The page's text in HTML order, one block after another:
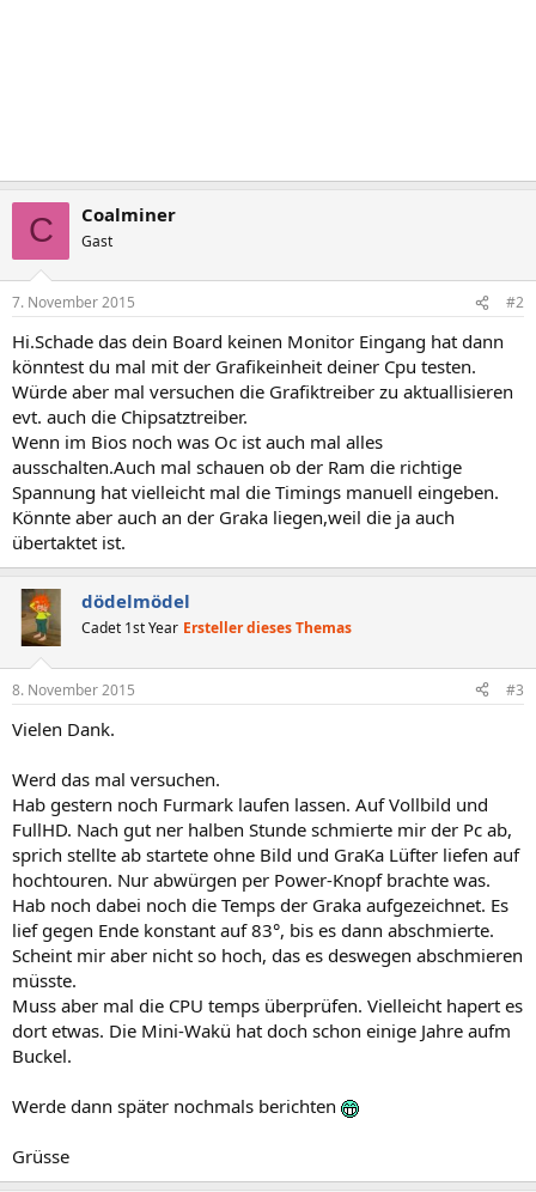
C Coalminer
Gast
7. November 2015 #2
Hi.Schade das dein Board keinen Monitor Eingang hat dann
könntest du mal mit der Grafikeinheit deiner Cpu testen.
Würde aber mal versuchen die Grafiktreiber zu aktuallisieren
evt. auch die Chipsatztreiber.
Wenn im Bios noch was Oc ist auch mal alles
ausschalten.Auch mal schauen ob der Ram die richtige
Spannung hat vielleicht mal die Timings manuell eingeben.
Könnte aber auch an der Graka liegen,weil die ja auch
übertaktet ist.
dödelmödel
Cadet 1st Year Ersteller dieses Themas
8. November 2015 #3
Vielen Dank.
Werd das mal versuchen.
Hab gestern noch Furmark laufen lassen. Auf Vollbild und
FullHD. Nach gut ner halben Stunde schmierte mir der Pc ab,
sprich stellte ab startete ohne Bild und GraKa Lüfter liefen auf
hochtouren. Nur abwürgen per Power-Knopf brachte was.
Hab noch dabei noch die Temps der Graka aufgezeichnet. Es
lief gegen Ende konstant auf 83°, bis es dann abschmierte.
Scheint mir aber nicht so hoch, das es deswegen abschmieren
müsste.
Muss aber mal die CPU temps überprüfen. Vielleicht hapert es
dort etwas. Die Mini-Wakü hat doch schon einige Jahre aufm
Buckel.
Werde dann später nochmals berichten
Grüsse